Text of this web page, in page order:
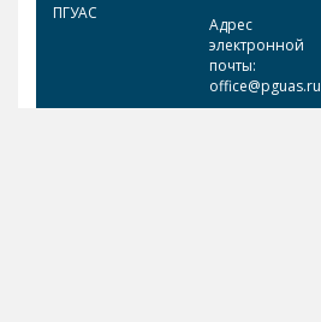
ПГУАС
Адрес
электронной
почты:
office@pguas.ru